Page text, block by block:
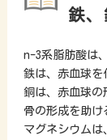
鉄、
n-3系脂肪酸は
鉄は、赤血球を
銅は、赤血球の
骨の形成を助け
マグネシウムは